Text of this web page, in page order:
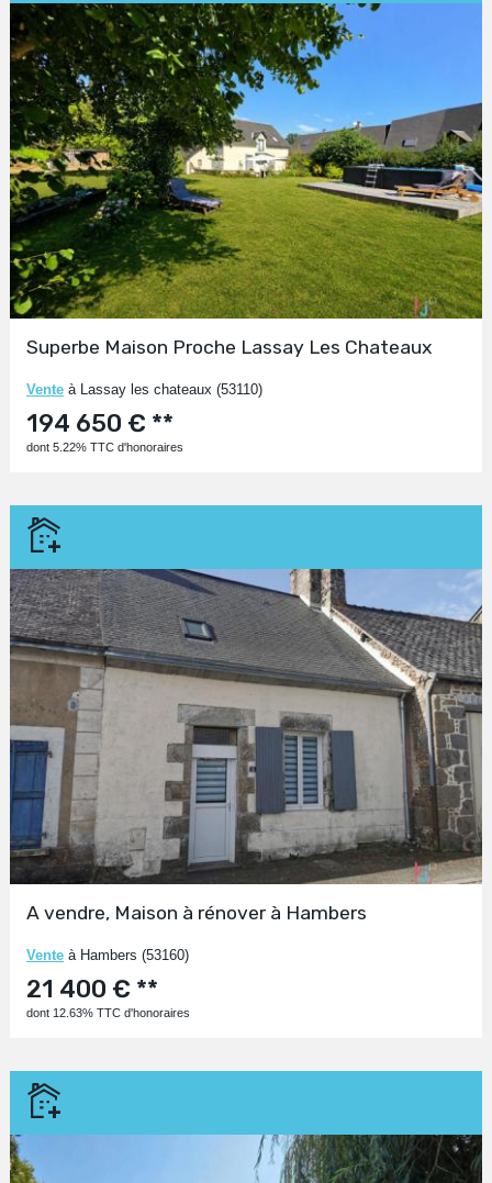
Superbe Maison Proche Lassay Les Chateaux
Venteà Lassay les chateaux (53110)
194 650 € **
dont 5.22% TTC d'honoraires
A vendre, Maison à rénover à Hambers
Venteà Hambers (53160)
21 400 € **
dont 12.63% TTC d'honoraires